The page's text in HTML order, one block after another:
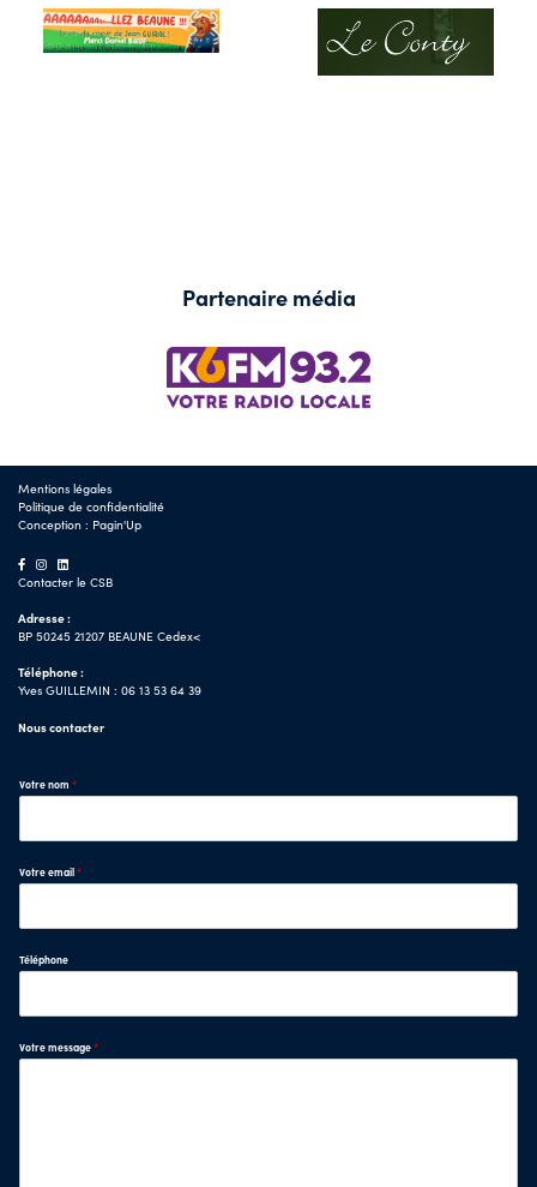
Partenaire média
Mentions légales
Politique de confidentialité
Conception : Pagin'Up
Contacter le CSB
Adresse :
BP 50245 21207 BEAUNE Cedex<
Téléphone :
Yves GUILLEMIN : 06 13 53 64 39
Nous contacter
Votre nom *
Votre email*
Téléphone
Votre message*